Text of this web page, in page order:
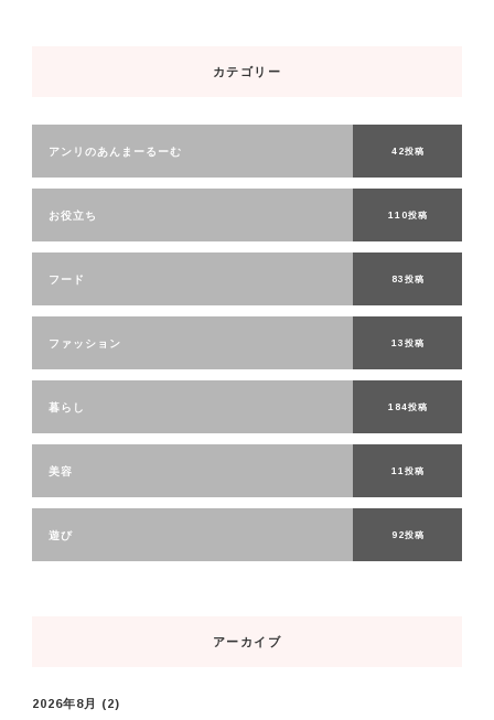
カテゴリー
アンリのあんまーるーむ 42投稿
お役立ち 110投稿
フード 83投稿
ファッション 13投稿
暮らし 184投稿
美容 11投稿
遊び 92投稿
アーカイブ
2026年8月 (2)